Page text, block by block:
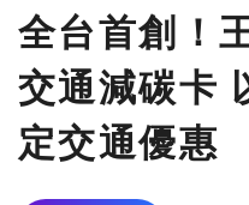
全台首創！
交通減碳卡
定交通優惠